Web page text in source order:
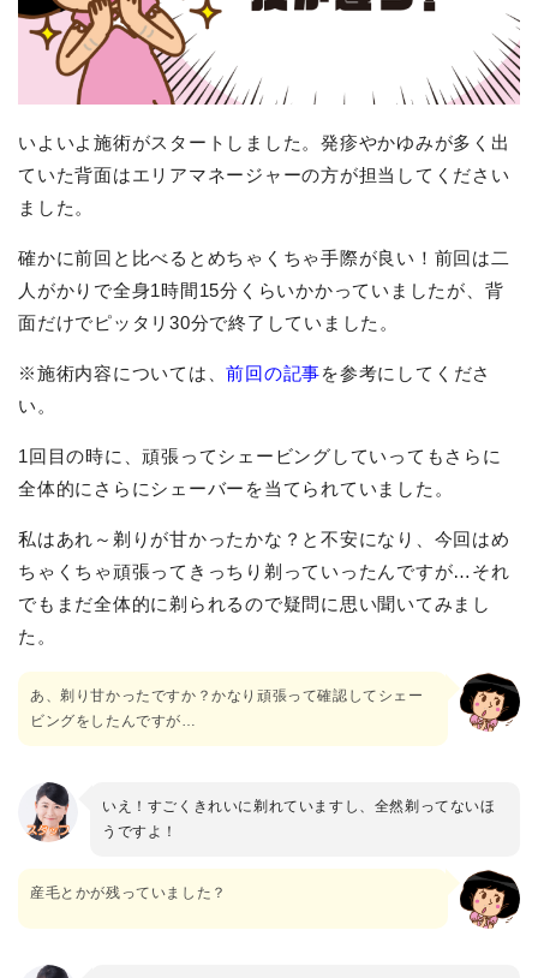
いよいよ施術がスタートしました。発疹やかゆみが多く出
ていた背面はエリアマネージャーの方が担当してください
ました。
確かに前回と比べるとめちゃくちゃ手際が良い！前回は二
人がかりで全身1時間15分くらいかかっていましたが、背
面だけでピッタリ30分で終了していました。
※施術内容については、前回の記事を参考にしてくださ
い。
1回目の時に、頑張ってシェービングしていってもさらに
全体的にさらにシェーバーを当てられていました。
私はあれ～剃りが甘かったかな？と不安になり、今回はめ
ちゃくちゃ頑張ってきっちり剃っていったんですが…それ
でもまだ全体的に剃られるので疑問に思い聞いてみまし
た。
あ、剃り甘かったですか？かなり頑張って確認してシェー
ビングをしたんですが…
いえ！すごくきれいに剃れていますし、全然剃ってないほ
うですよ！
産毛とかが残っていました？